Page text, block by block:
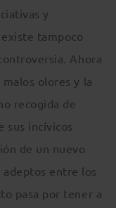
y
tampoco
Ahora
olores y la
recogida de
sus incívicos
de un nuevo
entre los
pasa por tener a